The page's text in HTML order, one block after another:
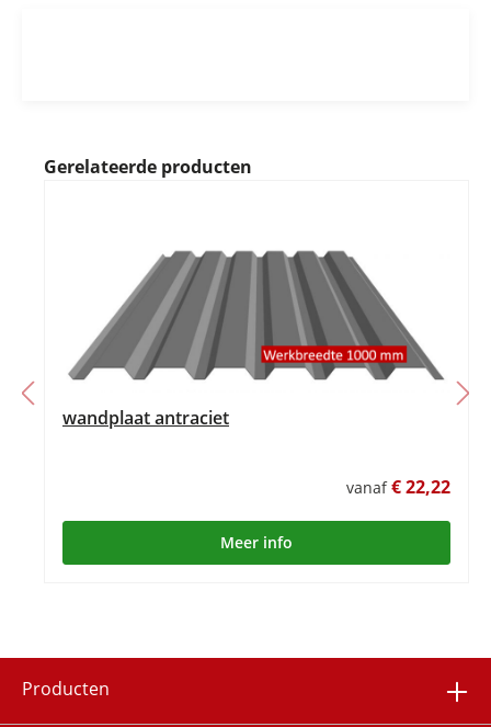
Gerelateerde producten
wandplaat antraciet
vanaf€ 22,22
Meer info
Producten